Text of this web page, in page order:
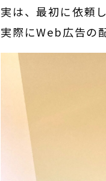
実は、最初に依頼
実際にWeb広告の